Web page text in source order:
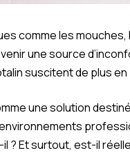
comme les
une source
suscitent de plus en
une solution
? Et surtout, est-il